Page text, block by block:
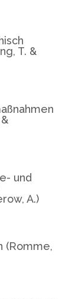
T. &
und
A.)
(Romme,